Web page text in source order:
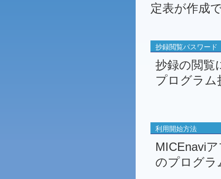
定表が作成
抄録閲覧パスワード
抄録の閲覧
プログラム
利用開始方法
MICEnavi
のプログラ